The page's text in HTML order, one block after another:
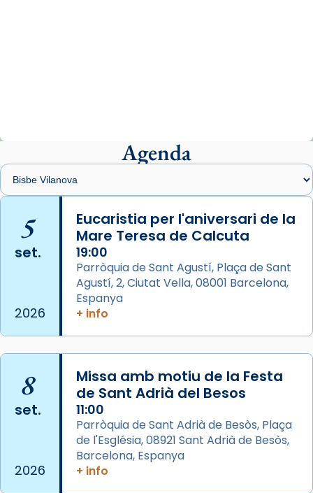
presidit aquest 27 de juliol la missa de Les
Santes de Mataró.
🔗
📸 J. Merino
Photo
View on Facebook ·
Arquebisbat de Barcelona
de Barcelona.
2 weeks ago
comitè organitzador de la visita apostòlica
del Sant Pare Lleó XIV a Barcelona, i als
col·laboradors, a la Catedral de Barcelona.
L’arquebisbe de Barcelona, el cardenal Joan
Josep Omella, ha presidit la missa i l’ha
concelebrat el bisbe auxiliar de Barcelona,
Agenda
5
set.
2026
Eucaristia per l'aniversari de la
Mare Teresa de Calcuta
19:00
Parròquia de Sant Agustí, Plaça de Sant
Agustí, 2, Ciutat Vella, 08001 Barcelona,
Espanya
+ info
8
set.
2026
Missa amb motiu de la Festa
de Sant Adrià del Besos
11:00
Parròquia de Sant Adrià de Besòs, Plaça
de l'Església, 08921 Sant Adrià de Besòs,
Barcelona, Espanya
+ info